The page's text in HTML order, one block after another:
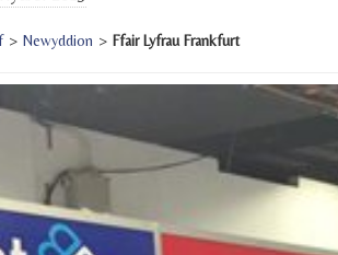
> Newyddion > Ffair Lyfrau Frankfurt